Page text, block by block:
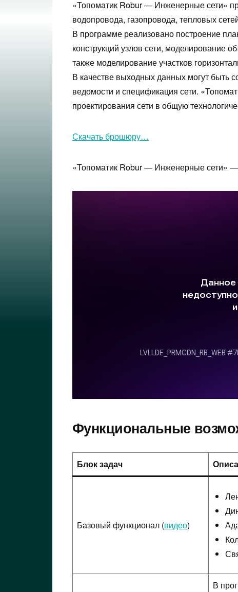
«Топоматик Robur — Инженерные сети»
водопровода, газопровода, тепловых
В программе реализовано построение
конструкций узлов сети, моделирование
также моделирование участков
В качестве выходных данных могут быть
ведомости и спецификация сети.
проектирования сети в общую
Скачать брошюру…
«Топоматик Robur — Инженерные сети» —
Функциональные
Блок задач
Базовый функционал (видео)
В